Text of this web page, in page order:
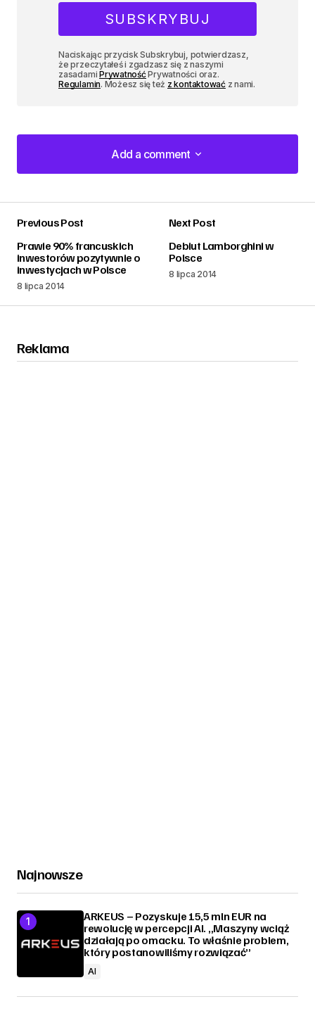
Naciskając przycisk Subskrybuj, potwierdzasz,
że przeczytałeś i zgadzasz się z naszymi
zasadamiPrywatnośćPrywatności oraz.
Regulamin. Możesz się też z kontaktowaćz nami.
Add a comment
Add a comment
Previous Post
Prawie 90% francuskich
inwestorów pozytywnie o
inwestycjach w Polsce
8 lipca 2014
Next Post
Debiut Lamborghini w
Polsce
8 lipca 2014
Reklama
Najnowsze
ARKEUS – Pozyskuje 15,5 mln EUR na
rewolucję w percepcji AI. „Maszyny wciąż
działają po omacku. To właśnie problem,
który postanowiliśmy rozwiązać”
AI